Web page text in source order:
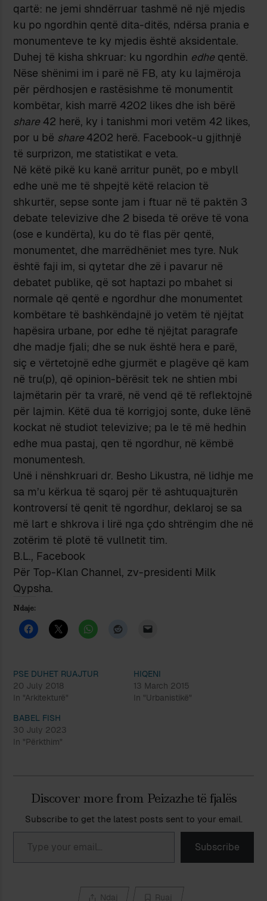
qartë: ne jemi shndërruar tashmë në një mjedis
ku po ngordhin qentë dita-ditës, ndërsa prania e
monumenteve te ky mjedis është aksidentale.
Duhej të kisha shkruar: ku ngordhin edhe qentë.
Nëse shënimi im i parë në FB, aty ku lajmëroja
për përdhosjen e rastësishme të monumentit
kombëtar, kish marrë 4202 likes dhe ish bërë
share 42 herë, ky i tanishmi mori vetëm 42 likes,
por u bë share4202 herë. Facebook-u gjithnjë
të surprizon, me statistikat e veta.
Në këtë pikë ku kanë arritur punët, po e mbyll
edhe unë me të shpejtë këtë relacion të
shkurtër, sepse sonte jam i ftuar në të paktën 3
debate televizive dhe 2 biseda të orëve të vona
(ose e kundërta), ku do të flas për qentë,
monumentet, dhe marrëdhëniet mes tyre. Nuk
është faji im, si qytetar dhe zë i pavarur në
debatet publike, që sot haptazi po mbahet si
normale që qentë e ngordhur dhe monumentet
kombëtare të bashkëndajnë jo vetëm të njëjtat
hapësira urbane, por edhe të njëjtat paragrafe
dhe madje fjali; dhe se nuk është hera e parë,
siç e vërtetojnë edhe gjurmët e plagëve që kam
në tru(p), që opinion-bërësit tek ne shtien mbi
lajmëtarin për ta vrarë, në vend që të reflektojnë
për lajmin. Këtë dua të korrigjoj sonte, duke lënë
kockat në studiot televizive; pa le të më hedhin
edhe mua pastaj, qen të ngordhur, në këmbë
monumentesh.
Unë i nënshkruari dr. Besho Likustra, në lidhje me
sa m’u kërkua të sqaroj për të ashtuquajturën
kontroversí të qenit të ngordhur, deklaroj se sa
më lart e shkrova i lirë nga çdo shtrëngim dhe në
zotërim të plotë të vullnetit tim.
B.L., Facebook
Për Top-Klan Channel, zv-presidenti Milk
Qypsha.
Ndaje:
PSE DUHET RUAJTUR
20 July 2018
In "Arkitekturë"
HIQENI
13 March 2015
In "Urbanistikë"
BABEL FISH
30 July 2023
In "Përkthim"
Discover more from Peizazhe të fjalës
Subscribe to get the latest posts sent to your email.
Type your email…
Subscribe
Ndaj Ruaj